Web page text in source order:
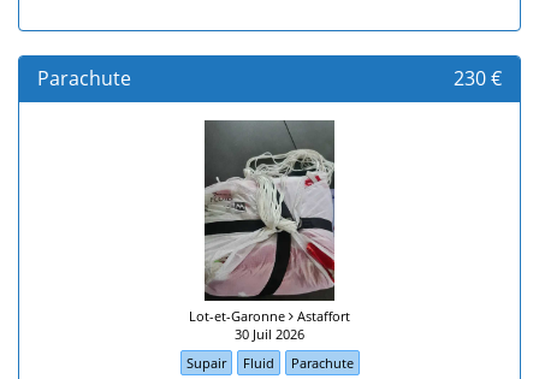
Parachute 230 €
Lot-et-Garonne
Astaffort
30 Juil 2026
Supair
Fluid Parachute